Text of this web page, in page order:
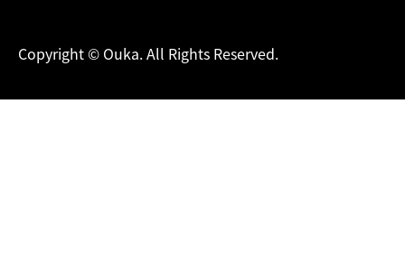
Copyright © Ouka. All Rights Reserved.